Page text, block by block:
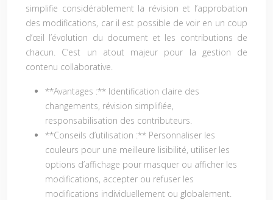
simplifie considérablement la révision et l’approbation
des modifications, car il est possible de voir en un coup
d’œil l’évolution du document et les contributions de
chacun. C’est un atout majeur pour la gestion de
contenu collaborative.
**Avantages :** Identification claire des
changements, révision simplifiée,
responsabilisation des contributeurs.
**Conseils d’utilisation :** Personnaliser les
couleurs pour une meilleure lisibilité, utiliser les
options d’affichage pour masquer ou afficher les
modifications, accepter ou refuser les
modifications individuellement ou globalement.